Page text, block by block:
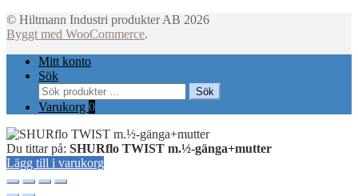
© Hiltmann Industri produkter AB 2026
Byggt med WooCommerce.
Mitt konto
Sök
Sök
efter:
Sök
Varukorg 0
Du tittar på: SHURflo TWIST m.½-gänga+mutter
Lägg till i varukorg